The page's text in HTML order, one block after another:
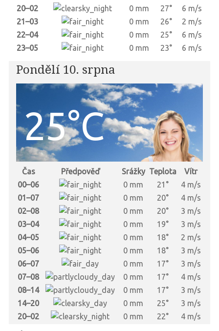
20–02
0 mm 27°
6 m/s
21–03
0 mm 26°
2 m/s
22–04
0 mm 25°
6 m/s
23–05
0 mm 23° 6 m/s
Pondělí 10. srpna
25°C
Čas Předpověď Srážky Teplota
Vítr
00–06
0 mm 21°
4 m/s
01–07
0 mm 20°
4 m/s
02–08
0 mm 20°
3 m/s
03–04
0 mm 19°
3 m/s
04–05
0 mm 18°
2 m/s
05–06
0 mm 18°
3 m/s
06–07
0 mm 17°
3 m/s
07–08
0 mm 17°
4 m/s
08–14
0 mm 17°
3 m/s
14–20
0 mm 25°
3 m/s
20–02
0 mm 22° 4 m/s